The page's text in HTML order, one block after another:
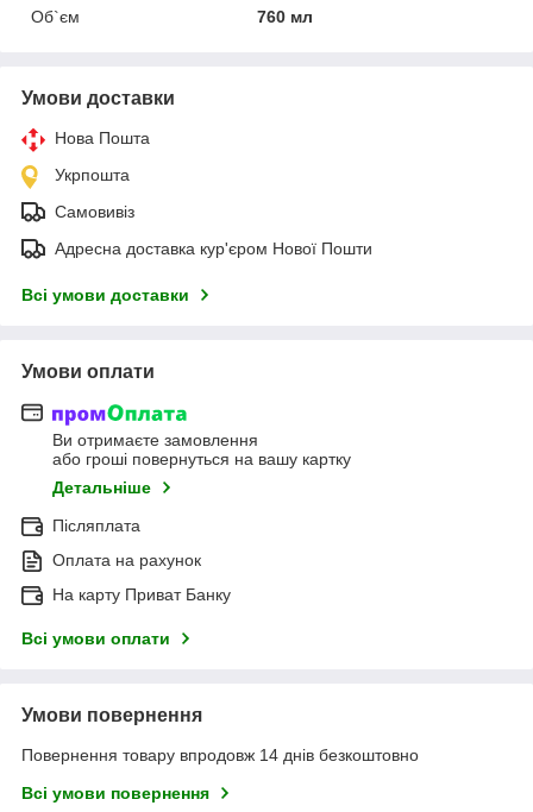
Об`єм
760 мл
Умови доставки
Нова Пошта
Укрпошта
Самовивіз
Адресна доставка кур'єром Нової Пошти
Всі умови доставки
Умови оплати
Ви отримаєте замовлення
або гроші повернуться на вашу картку
Детальніше
Післяплата
Оплата на рахунок
На карту Приват Банку
Всі умови оплати
Умови повернення
Повернення товару впродовж 14 днів безкоштовно
Всі умови повернення